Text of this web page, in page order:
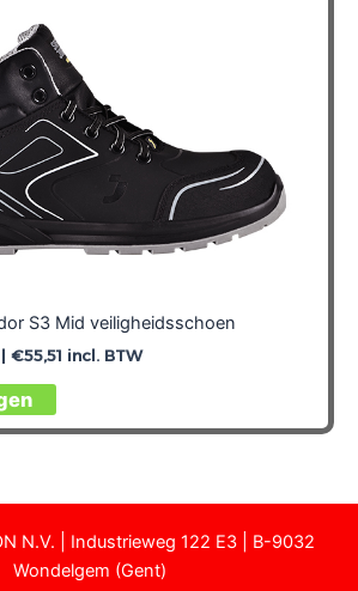
S3 Mid veiligheidsschoen
€55,51 incl. BTW
N.V. | Industrieweg 122 E3 | B-9032
Wondelgem (Gent)